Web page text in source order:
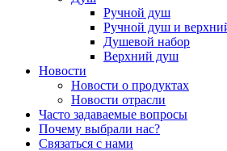
Ручной душ
Ручной душ и
Душевой набор
Верхний душ
Новости
Новости о продуктах
Новости отрасли
Часто задаваемые вопросы
Почему выбрали нас?
Связаться с нами